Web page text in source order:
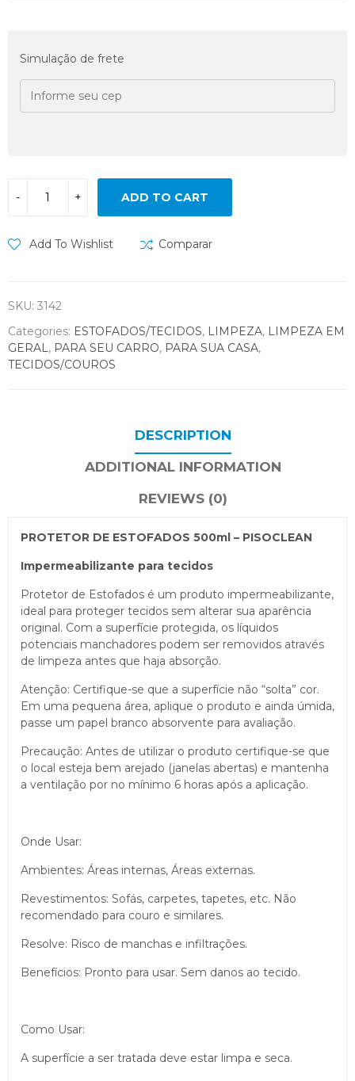
Simulação de frete
ADD TO CART
Add To Wishlist Comparar
SKU: 3142
Categories: ESTOFADOS/TECIDOS, LIMPEZA, LIMPEZA EM
GERAL, PARA SEU CARRO, PARA SUA CASA,
TECIDOS/COUROS
DESCRIPTION
ADDITIONAL INFORMATION
REVIEWS (0)
PROTETOR DE ESTOFADOS 500ml – PISOCLEAN
Impermeabilizante para tecidos
Protetor de Estofados é um produto impermeabilizante,
ideal para proteger tecidos sem alterar sua aparência
original. Com a superfície protegida, os líquidos
potenciais manchadores podem ser removidos através
de limpeza antes que haja absorção.
Atenção: Certifique-se que a superfície não “solta” cor.
Em uma pequena área, aplique o produto e ainda úmida,
passe um papel branco absorvente para avaliação.
Precaução: Antes de utilizar o produto certifique-se que
o local esteja bem arejado (janelas abertas) e mantenha
a ventilação por no mínimo 6 horas após a aplicação.
Onde Usar:
Ambientes: Áreas internas, Áreas externas.
Revestimentos: Sofás, carpetes, tapetes, etc. Não
recomendado para couro e similares.
Resolve: Risco de manchas e infiltrações.
Benefícios: Pronto para usar. Sem danos ao tecido.
Como Usar:
A superfície a ser tratada deve estar limpa e seca.